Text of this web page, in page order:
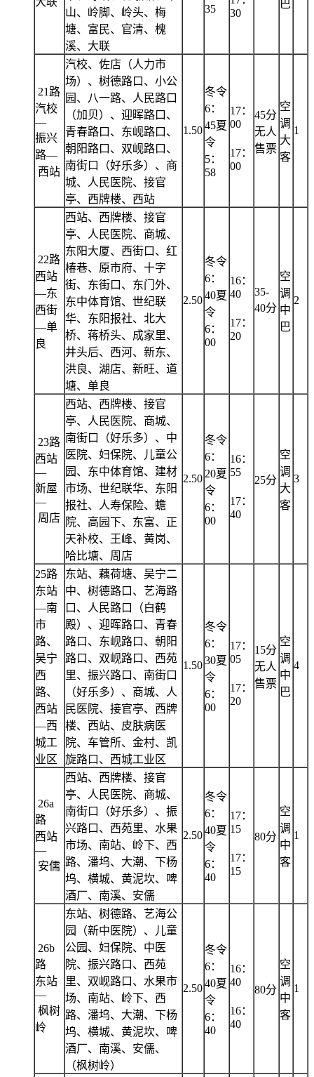
山、岭脚、岭头、梅
塘、富民、官清、槐
溪、大联
35
30
巴
21路
汽校
—
振兴
路—
西站
汽校、佐店（人力市
场）、树德路口、小公
园、八一路、人民路口
（加贝）、迎晖路口、
青春路口、东岘路口、
朝阳路口、双岘路口、
南街口（好乐多）、商
城、人民医院、接官
亭、西牌楼、西站
1.50
冬令
6：
45夏
令
5：
58
17：
00
17：
00
45分
无人
售票
空
调
大
客
1
22路
西站
—东
西街
—单
良
西站、西牌楼、接官
亭、人民医院、商城、
东阳大厦、西街口、红
椿巷、原市府、十字
街、东街口、东门外、
东中体育馆、世纪联
华、东阳报社、北大
桥、蒋桥头、成家里、
井头后、西河、新东、
洪良、湖店、新旺、道
塘、单良
2.50
冬令
6：
40夏
令
6：
00
16：
40
17：
20
35-
40分
空
调
中
巴
2
23路
西站
—
新屋
—
周店
西站、西牌楼、接官
亭、人民医院、商城、
南街口（好乐多）、中
医院、妇保院、儿童公
园、东中体育馆、建材
市场、世纪联华、东阳
报社、人寿保险、蟾
院、高园下、东富、正
天补校、王峰、黄岗、
哈比塘、周店
2.50
冬令
6：
20夏
令
6：
00
16：
55
17：
40
25分
空
调
大
客
3
25路
东站
—南
市
路、
吴宁
西
路、
西站
—西
城工
业区
东站、藕荷塘、吴宁二
中、树德路口、艺海路
口、人民路口（白鹤
殿）、迎晖路口、青春
路口、东岘路口、朝阳
路口、双岘路口、西苑
里、振兴路口、南街口
（好乐多）、商城、人
民医院、接官亭、西牌
楼、西站、皮肤病医
院、车管所、金村、凯
旋路口、西城工业区
1.50
冬令
6：
30夏
令
6：
00
17：
05
17：
20
15分
无人
售票
空
调
中
巴
4
26a
路
西站
—
安儒
西站、西牌楼、接官
亭、人民医院、商城、
南街口（好乐多）、振
兴路口、西苑里、水果
市场、南站、岭下、西
路、潘坞、大潮、下杨
坞、横城、黄泥坎、啤
酒厂、南溪、安儒
2.50
冬令
6：
40夏
令
6：
40
17：
15
17：
15
80分
空
调
中
客
1
26b
路
东站
—
枫树
岭
东站、树德路、艺海公
园（新中医院）、儿童
公园、妇保院、中医
院、振兴路口、西苑
里、双岘路口、水果市
场、南站、岭下、西
路、潘坞、大潮、下杨
坞、横城、黄泥坎、啤
酒厂、南溪、安儒、
（枫树岭）
2.50
冬令
6：
40夏
令
6：
40
16：
40
16：
40
80分
空
调
中
客
1